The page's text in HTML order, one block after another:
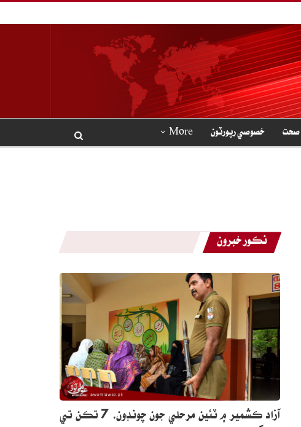
صحت خصوصي رپورٽون More
نڪور خبرون
آزاد ڪشمير ۾ ٽئين مرحلي جون چونڊون، 7 تڪن تي